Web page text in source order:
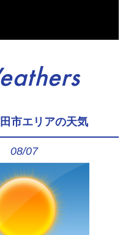
市エリアの天気
08/07